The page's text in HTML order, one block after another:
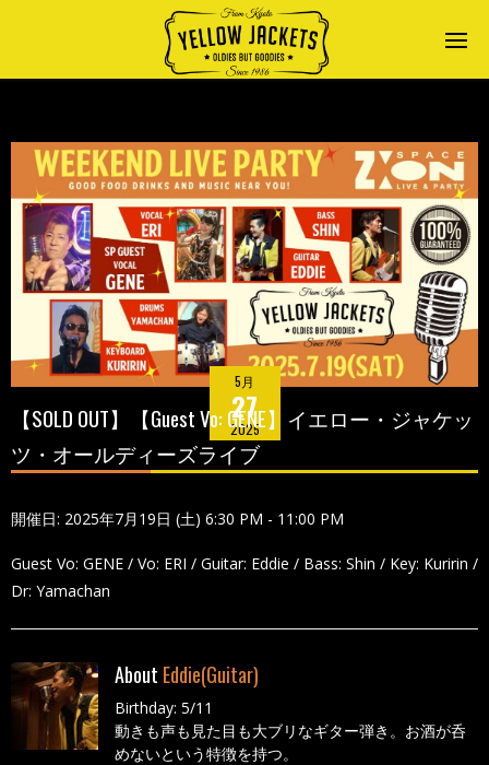
5月
27
2025
【SOLD OUT】【Guest Vo: GENE】イエロー・ジャケッ
ツ・オールディーズライブ
開催日: 2025年7月19日 (土) 6:30 PM - 11:00 PM
Guest Vo: GENE / Vo: ERI / Guitar: Eddie / Bass: Shin / Key: Kuririn /
Dr: Yamachan
About Eddie(Guitar)
Birthday: 5/11
動きも声も見た目も大ブリなギター弾き。お酒が呑
めないという特徴を持つ。